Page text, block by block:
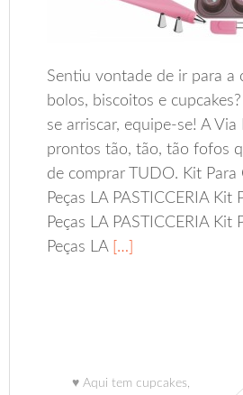
Sentiu vontade de ir para a
bolos, biscoitos e
se arriscar, equipe-se! A
prontos tão, tão, tão fofos
de comprar TUDO. Kit Para
Peças LA PASTICCERIA Kit
Peças LA PASTICCERIA Kit
Peças LA[…]
♥ Aqui tem cupcakes,